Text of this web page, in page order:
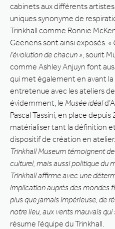
cabinets aux différents
uniques synonyme de
Trinkhall comme Ronnie
Geenens sont ainsi exposés. «
l’évolution de chacun » , sourit
comme Ashley Anjuyn font
qui met également en avant
entretenue avec les ateliers
évidemment, le Musée idéal
Pascal Tassini, en place
matérialiser tant la définition
dispositif de création en atelier.
Trinkhall Museum témoignent
culturel, mais aussi politique du
Trinkhall affirme avec une
implication auprès des mondes
plus que jamais impérieuse, de
notre lieu, aux vents mauvais
résume l’équipe du Trinkhall.